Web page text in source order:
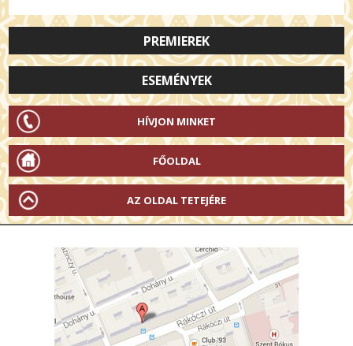
PREMIEREK
ESEMÉNYEK
HÍVJON MINKET
FŐOLDAL
AZ OLDAL TETEJÉRE